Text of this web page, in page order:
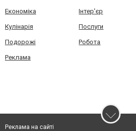
Економіка Інтер'єр
Кулінарія Послуги
Подорожі Робота
Реклама
Реклама на сайті